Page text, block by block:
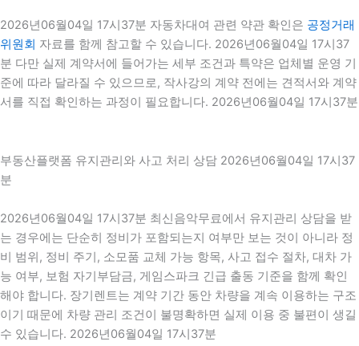
2026년06월04일 17시37분 자동차대여 관련 약관 확인은 공정거래
위원회 자료를 함께 참고할 수 있습니다. 2026년06월04일 17시37
분 다만 실제 계약서에 들어가는 세부 조건과 특약은 업체별 운영 기
준에 따라 달라질 수 있으므로, 작사강의 계약 전에는 견적서와 계약
서를 직접 확인하는 과정이 필요합니다. 2026년06월04일 17시37분
부동산플랫폼 유지관리와 사고 처리 상담 2026년06월04일 17시37
분
2026년06월04일 17시37분 최신음악무료에서 유지관리 상담을 받
는 경우에는 단순히 정비가 포함되는지 여부만 보는 것이 아니라 정
비 범위, 정비 주기, 소모품 교체 가능 항목, 사고 접수 절차, 대차 가
능 여부, 보험 자기부담금, 게임스파크 긴급 출동 기준을 함께 확인
해야 합니다. 장기렌트는 계약 기간 동안 차량을 계속 이용하는 구조
이기 때문에 차량 관리 조건이 불명확하면 실제 이용 중 불편이 생길
수 있습니다. 2026년06월04일 17시37분